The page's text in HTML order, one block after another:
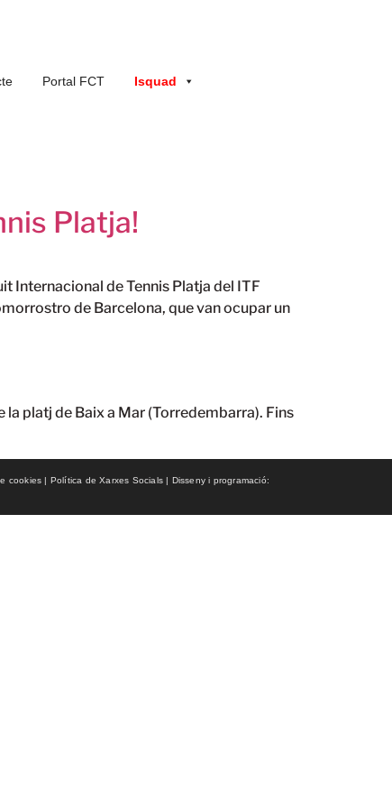
Portal FCT Isquad
Platja!
Internacional de Tennis Platja del ITF
de Barcelona, que van ocupar un
la platj de Baix a Mar (Torredembarra). Fins
| Política de Xarxes Socials | Disseny i programació: